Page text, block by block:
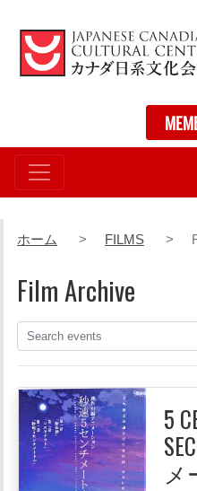
User account menu
ホーム FILMS
Film Archive
5
メ